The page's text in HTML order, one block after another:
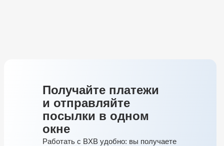
Получайте платежи
и отправляйте
посылки в одном
окне
Работать с BXB удобно: вы получаете